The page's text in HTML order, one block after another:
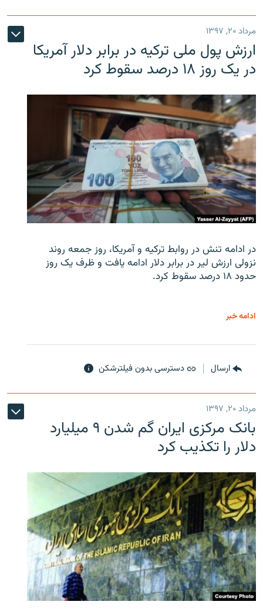
مرداد ۲۰, ۱۳۹۷
ارزش پول ملی ترکیه در برابر دلار آمریکا
در یک روز ۱۸ درصد سقوط کرد
در ادامه تنش در روابط ترکیه و آمریکا، روز جمعه روند
نزولی ارزش لیر در برابر دلار ادامه یافت و ظرف یک روز
حدود ۱۸ درصد سقوط کرد.
ادامه خبر
ارسال دسترسی بدون فیلترشکن
مرداد ۲۰, ۱۳۹۷
بانک مرکزی ایران گم شدن ۹ میلیارد
دلار را تکذیب کرد